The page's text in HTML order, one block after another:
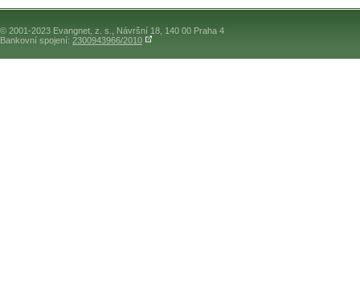
© 2001-2023 Evangnet, z. s., Návršní 18, 140 00 Praha 4
Bankovní spojení: 2300943966/2010